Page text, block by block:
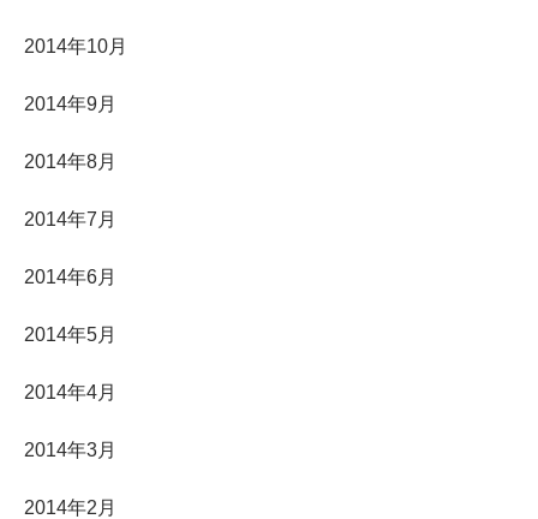
2014年10月
2014年9月
2014年8月
2014年7月
2014年6月
2014年5月
2014年4月
2014年3月
2014年2月